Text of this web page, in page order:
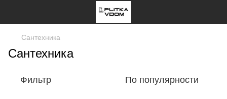
Сантехника
Сантехника
Фильтр По популярности